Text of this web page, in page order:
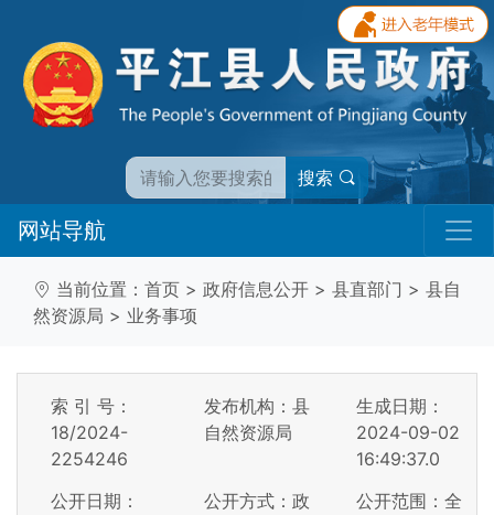
搜索
网站导航
当前位置： 首页 > 政府信息公开 > 县直部门 > 县自
然资源局 > 业务事项
索 引 号：
18/2024-
2254246
发布机构：县
自然资源局
生成日期：
2024-09-02
16:49:37.0
公开日期：
公开方式：政
公开范围：全